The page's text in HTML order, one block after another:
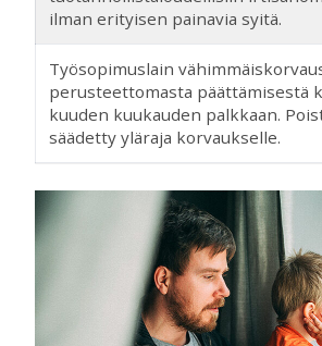
ilman erityisen painavia syitä.
Työsopimuslain
perusteettomasta päättämisestä
kuuden kuukauden palkkaan.
säädetty yläraja korvaukselle.